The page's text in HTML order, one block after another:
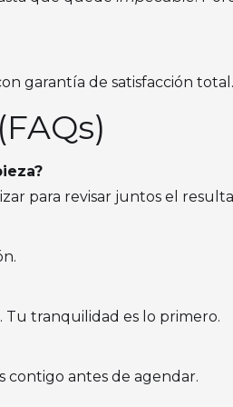
garantía de satisfacción total.
para revisar juntos el
Tu tranquilidad es lo primero.
contigo antes de agendar.